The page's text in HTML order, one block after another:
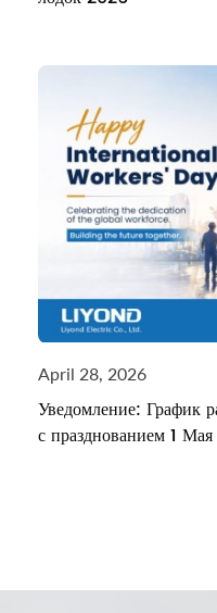
April 28, 2026
Уведомление: График
с празднованием 1